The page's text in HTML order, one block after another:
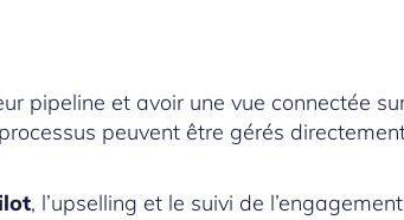
pipeline et avoir une vue connectée
peuvent être gérés
, l’upselling et le suivi de